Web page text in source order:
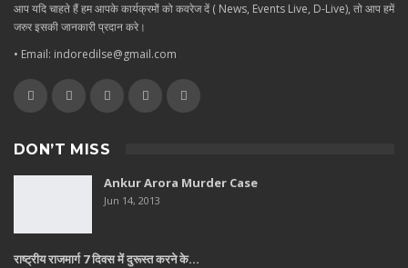
आप यदि चाहते हैं हम आपके कार्यक्रमों को कवरेज दें ( News, Events Live, D-Live), तो आप हमें
जरुर इसकी जानकारी प्रदान करे।
• Email: indoredilse@gmail.com
DON’T MISS
Ankur Arora Murder Case
Jun 14, 2013
राष्ट्रीय राजमार्ग 7 दिवस में दुरूस्त करने के…